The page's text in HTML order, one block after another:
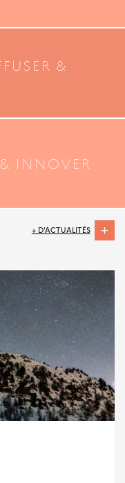
&
INNOVER
+ D'ACTUALITÉS